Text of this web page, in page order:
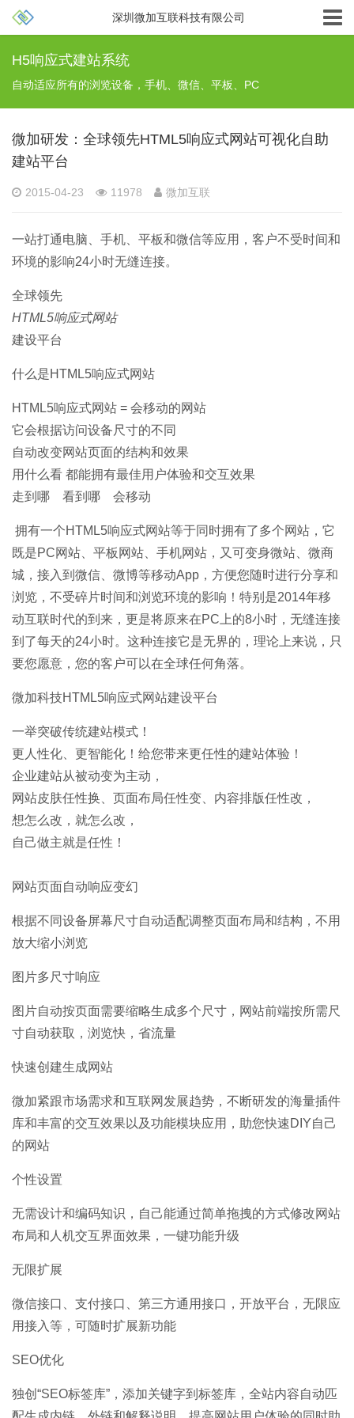
H5响应式建站系统
自动适应所有的浏览设备，手机、微信、平板、PC
微加研发：全球领先HTML5响应式网站可视化自助
建站平台
2015-04-23 11978 微加互联
一站打通电脑、手机、平板和微信等应用，客户不受时间和
环境的影响24小时无缝连接。
全球领先
HTML5响应式网站
建设平台
什么是HTML5响应式网站
HTML5响应式网站 = 会移动的网站
它会根据访问设备尺寸的不同
自动改变网站页面的结构和效果
用什么看 都能拥有最佳用户体验和交互效果
走到哪 看到哪 会移动
拥有一个HTML5响应式网站等于同时拥有了多个网站，它
既是PC网站、平板网站、手机网站，又可变身微站、微商
城，接入到微信、微博等移动App，方便您随时进行分享和
浏览，不受碎片时间和浏览环境的影响！特别是2014年移
动互联时代的到来，更是将原来在PC上的8小时，无缝连接
到了每天的24小时。这种连接它是无界的，理论上来说，只
要您愿意，您的客户可以在全球任何角落。
微加科技HTML5响应式网站建设平台
一举突破传统建站模式！
更人性化、更智能化！给您带来更任性的建站体验！
企业建站从被动变为主动，
网站皮肤任性换、页面布局任性变、内容排版任性改，
想怎么改，就怎么改，
自己做主就是任性！
网站页面自动响应变幻
根据不同设备屏幕尺寸自动适配调整页面布局和结构，不用
放大缩小浏览
图片多尺寸响应
图片自动按页面需要缩略生成多个尺寸，网站前端按所需尺
寸自动获取，浏览快，省流量
快速创建生成网站
微加紧跟市场需求和互联网发展趋势，不断研发的海量插件
库和丰富的交互效果以及功能模块应用，助您快速DIY自己
的网站
个性设置
无需设计和编码知识，自己能通过简单拖拽的方式修改网站
布局和人机交互界面效果，一键功能升级
无限扩展
微信接口、支付接口、第三方通用接口，开放平台，无限应
用接入等，可随时扩展新功能
SEO优化
独创“SEO标签库”，添加关键字到标签库，全站内容自动匹
深圳微加互联科技有限公司